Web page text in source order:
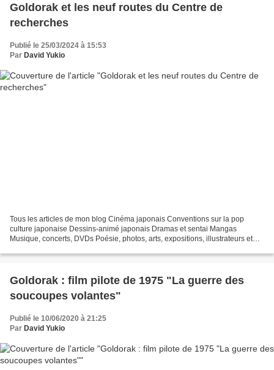
Goldorak et les neuf routes du Centre de
recherches
Publié le 25/03/2024 à 15:53
Par David Yukio
Tous les articles de mon blog Cinéma japonais Conventions sur la pop
culture japonaise Dessins-animé japonais Dramas et sentai Mangas
Musique, concerts, DVDs Poésie, photos, arts, expositions, illustrateurs et
Goldorak : film pilote de 1975 "La guerre des
soucoupes volantes"
Publié le 10/06/2020 à 21:25
Par David Yukio